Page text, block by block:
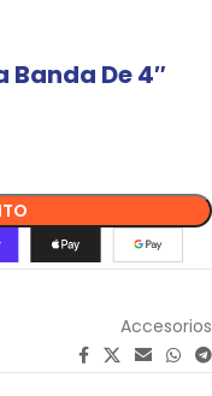
De 4″
Accesorios